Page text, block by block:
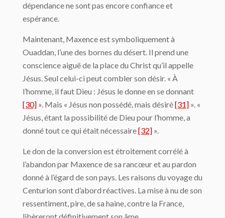
dépendance ne sont pas encore confiance et
espérance.
Maintenant, Maxence est symboliquement à
Ouaddan, l’une des bornes du désert. Il prend une
conscience aiguë de la place du Christ qu’il appelle
Jésus. Seul celui-ci peut combler son désir. « À
l’homme, il faut Dieu : Jésus le donne en se donnant
[30] ». Mais « Jésus non possédé, mais désiré[31] ». «
Jésus, étant la possibilité de Dieu pour l’homme, a
donné tout ce qui était nécessaire[32] ».
Le don de la conversion est étroitement corrélé à
l’abandon par Maxence de sa rancœur et au pardon
donné à l’égard de son pays. Les raisons du voyage du
Centurion sont d’abord réactives. La mise à nu de son
ressentiment, pire, de sa haine, contre la France,